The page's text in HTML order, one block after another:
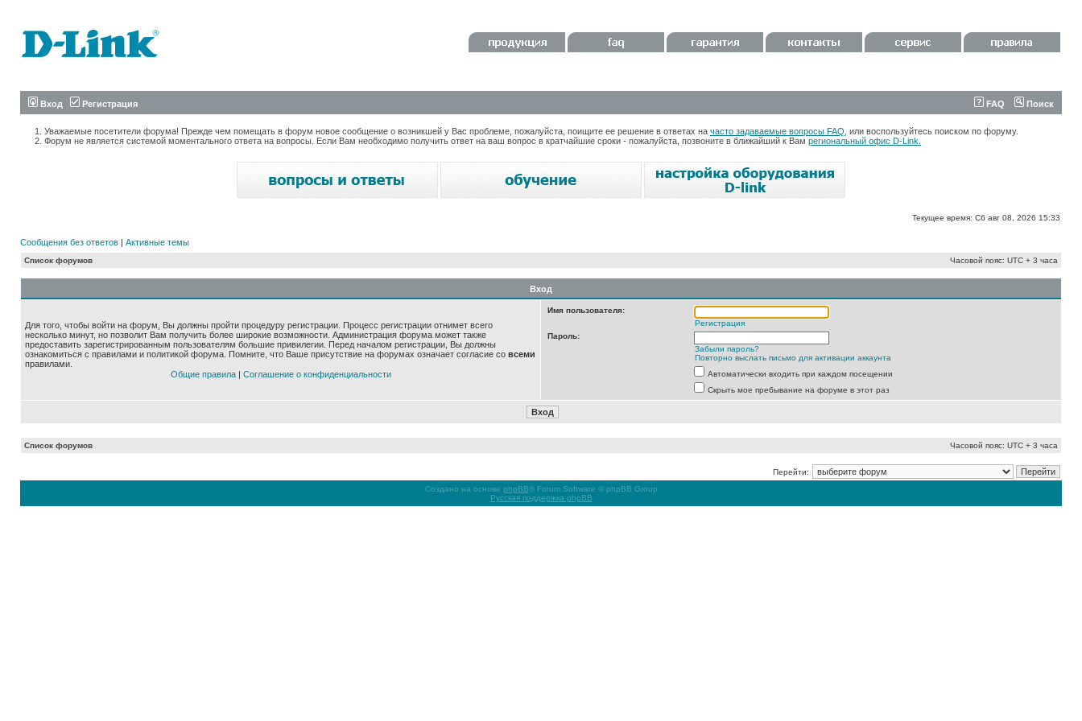
Вход Регистрация FAQ Поиск
Уважаемые посетители форума! Прежде чем помещать в форум новое сообщение о возникшей у Вас проблеме, пожалуйста, поищите ее решение в ответах на часто задаваемые вопросы FAQ , или воспользуйтесь поиском по форуму.
Форум не является системой моментального ответа на вопросы. Если Вам необходимо получить ответ на ваш вопрос в кратчайшие сроки - пожалуйста, позвоните в ближайший к Вам региональный офис D-Link.
Текущее время: Сб авг 08, 2026 15:33
Сообщения без ответов | Активные темы
Список форумов Часовой пояс: UTC + 3 часа
Вход
Для того, чтобы войти на форум, Вы должны пройти процедуру регистрации. Процесс регистрации отнимет всего
несколько минут, но позволит Вам получить более широкие возможности. Администрация форума может также
предоставить зарегистрированным пользователям большие привилегии. Перед началом регистрации, Вы должны
ознакомиться с правилами и политикой форума. Помните, что Ваше присутствие на форумах означает согласие со всеми
правилами.
Общие правила| Соглашение о конфиденциальности
Имя пользователя:
Регистрация
Пароль:
Забыли пароль?
Повторно выслать письмо для активации аккаунта
Автоматически входить при каждом посещении
Скрыть мое пребывание на форуме в этот раз
Список форумов Часовой пояс: UTC + 3 часа
Перейти:
Создано на основе phpBB® Forum Software © phpBB Group
Русская поддержка phpBB